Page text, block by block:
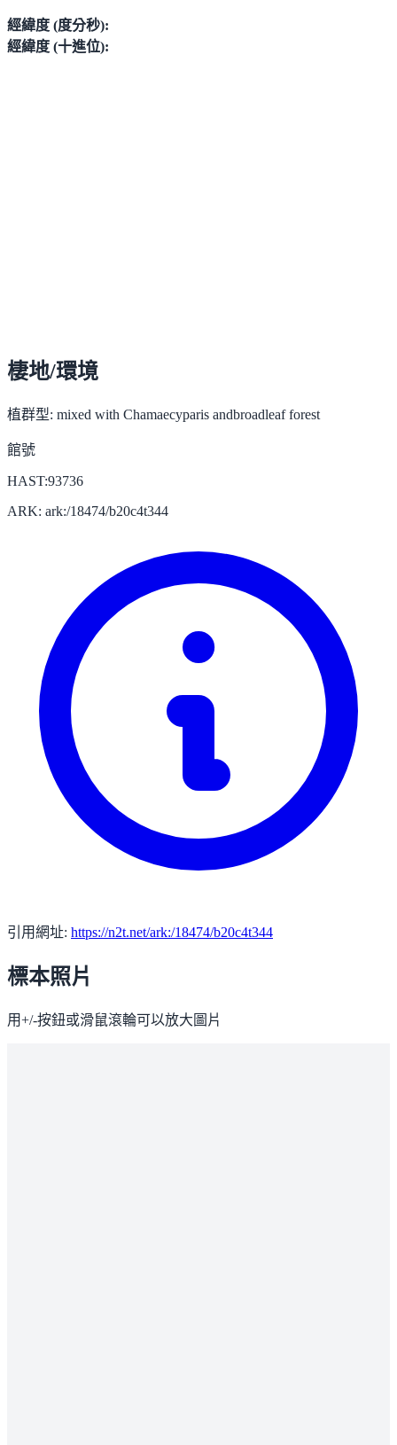
經緯度 (度分秒):
經緯度 (十進位):
棲地/環境
植群型: mixed with Chamaecyparis andbroadleaf forest
館號
HAST:93736
ARK: ark:/18474/b20c4t344
引用網址: https://n2t.net/ark:/18474/b20c4t344
標本照片
用+/-按鈕或滑鼠滾輪可以放大圖片